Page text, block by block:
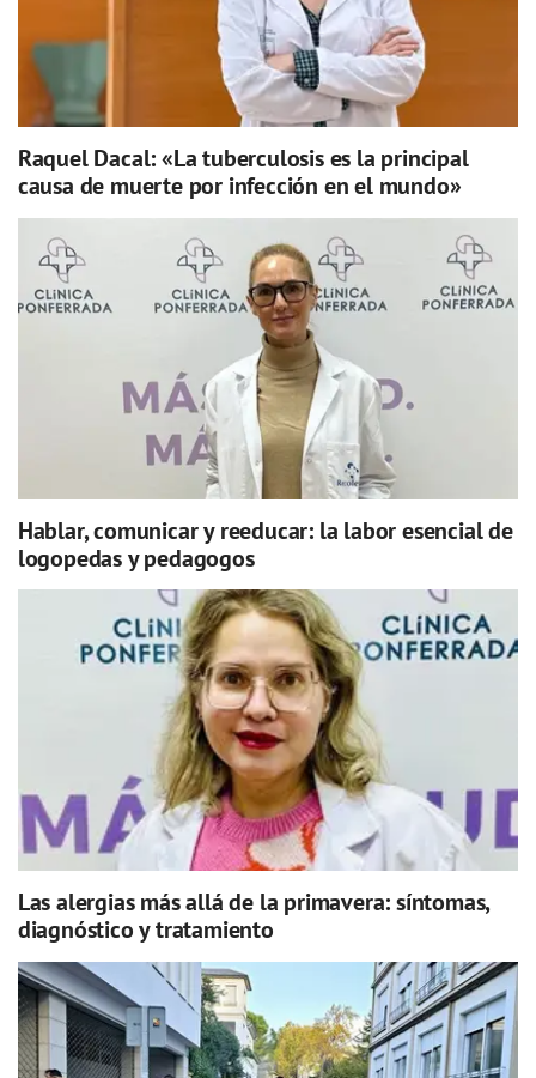
Raquel Dacal: «La tuberculosis es la principal
causa de muerte por infección en el mundo»
Hablar, comunicar y reeducar: la labor esencial de
logopedas y pedagogos
Las alergias más allá de la primavera: síntomas,
diagnóstico y tratamiento